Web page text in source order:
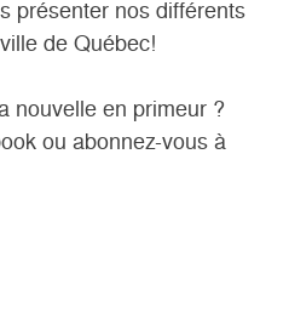
présenter nos différents
de Québec!
nouvelle en primeur ?
ou abonnez-vous à